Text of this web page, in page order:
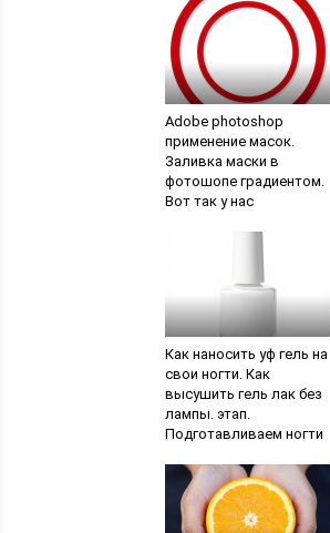
Adobe photoshop
применение масок.
Заливка маски в
фотошопе градиентом.
Вот так у нас
Как наносить уф гель на
свои ногти. Как
высушить гель лак без
лампы. этап.
Подготавливаем ногти